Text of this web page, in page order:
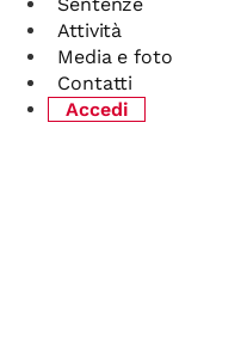
Attività
Media e foto
Contatti
Accedi